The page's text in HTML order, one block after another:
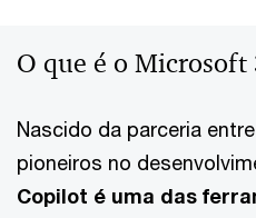
O que é o Microsoft
Nascido da parceria
pioneiros no
Copilot é uma das